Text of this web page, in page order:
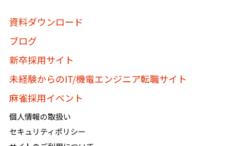
資料ダウンロード
ブログ
新卒採用サイト
未経験からのIT/機電エンジニア転職サイト
麻雀採用イベント
個人情報の取扱い
セキュリティポリシー